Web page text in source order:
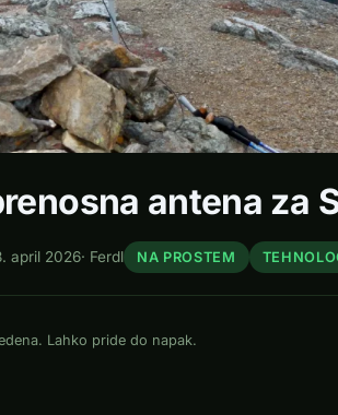
antena za
april 2026· Ferdl NA PROSTEM
Lahko pride do napak.